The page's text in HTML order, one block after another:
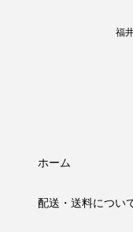
福
ホーム
配送・送料につい